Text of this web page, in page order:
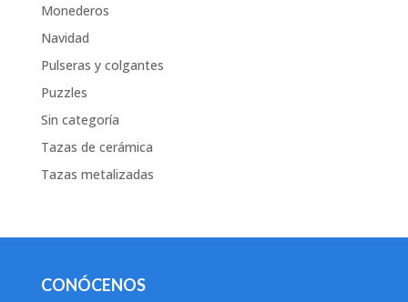
Monederos
Navidad
Pulseras y colgantes
Puzzles
Sin categoría
Tazas de cerámica
Tazas metalizadas
CONÓCENOS